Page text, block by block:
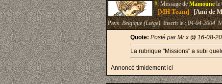
#.Message deMamounele
[MH Team][Ami de
Pays:Belgique (Liège)Inscrit le :04-04-2004
Quote: Posté par Mr x @ 16-08-
La rubrique "Missions" a subi
Annoncé timidement ici